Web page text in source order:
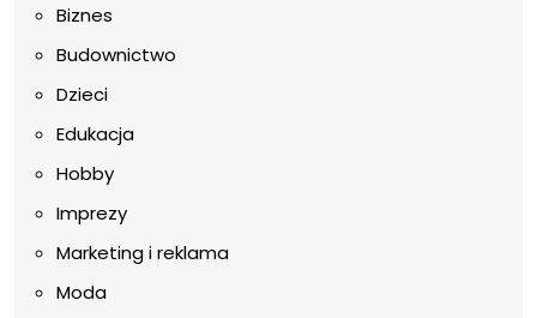
Biznes
Budownictwo
Dzieci
Edukacja
Hobby
Imprezy
Marketing i reklama
Moda